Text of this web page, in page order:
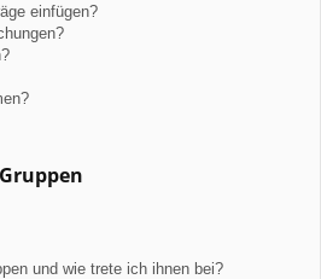
einfügen?
und wie trete ich ihnen bei?